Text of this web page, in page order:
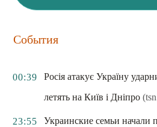
События
00:39
Росія атакує Україну
летять на Київ і Дніпро
23:55
Украинские семьи начали